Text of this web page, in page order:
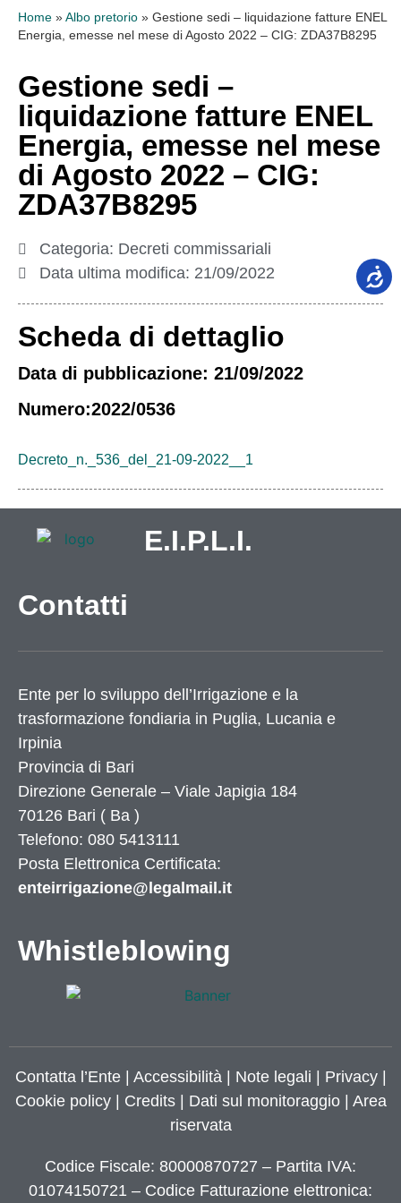
Home » Albo pretorio » Gestione sedi – liquidazione fatture ENEL
Energia, emesse nel mese di Agosto 2022 – CIG: ZDA37B8295
Gestione sedi –
liquidazione fatture ENEL
Energia, emesse nel mese
di Agosto 2022 – CIG:
ZDA37B8295
Categoria: Decreti commissariali
Data ultima modifica: 21/09/2022
Scheda di dettaglio
Data di pubblicazione: 21/09/2022
Numero:2022/0536
Decreto_n._536_del_21-09-2022__1
E.I.P.L.I.
Contatti
Ente per lo sviluppo dell’Irrigazione e la
trasformazione fondiaria in Puglia, Lucania e
Irpinia
Provincia di Bari
Direzione Generale – Viale Japigia 184
70126 Bari ( Ba )
Telefono: 080 5413111
Posta Elettronica Certificata:
enteirrigazione@legalmail.it
Whistleblowing
Contatta l’Ente| Accessibilità | Note legali | Privacy|
Cookie policy| Credits| Dati sul monitoraggio | Area
riservata
Codice Fiscale: 80000870727 – Partita IVA:
01074150721 – Codice Fatturazione elettronica: